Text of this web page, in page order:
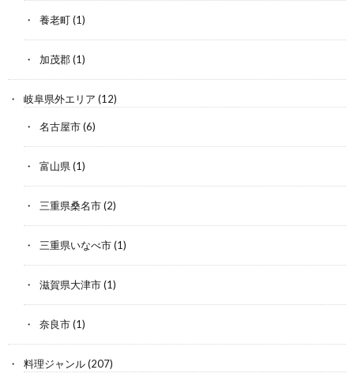
養老町(1)
加茂郡(1)
岐阜県外エリア (12)
名古屋市(6)
富山県(1)
三重県桑名市(2)
三重県いなべ市(1)
滋賀県大津市(1)
奈良市(1)
料理ジャンル(207)